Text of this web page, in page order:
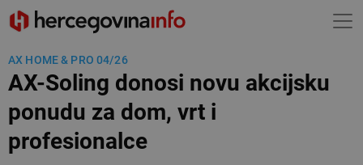
AX HOME & PRO 04/26
AX-Soling donosi novu akcijsku
ponudu za dom, vrt i
profesionalce